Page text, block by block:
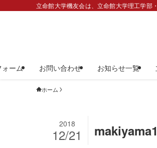
立命館大学機友会は、立命館大学理工学部
ーム お問い合わせ お知らせ一覧
ホーム
makiyama1
2018
12/21